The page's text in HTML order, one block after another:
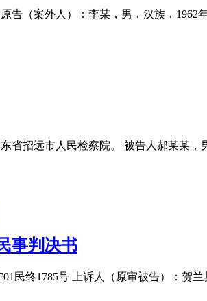
告（案外人）：李某，男，汉族，
省招远市人民检察院。 被告人郝某某
事判决书
01民终1785号 上诉人（原审被告）